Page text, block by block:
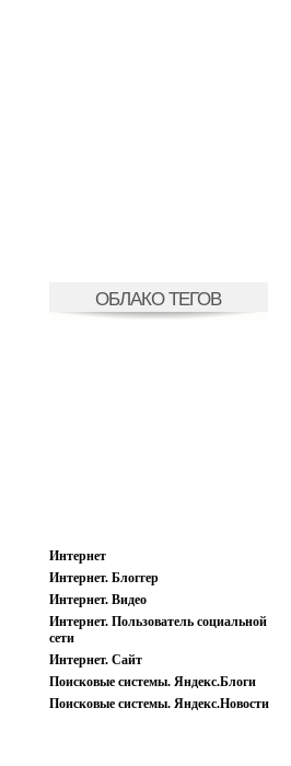
ОБЛАКО ТЕГОВ
Интернет
Интернет. Блоггер
Интернет. Видео
Интернет. Пользователь социальной
сети
Интернет. Сайт
Поисковые системы. Яндекс.Блоги
Поисковые системы. Яндекс.Новости